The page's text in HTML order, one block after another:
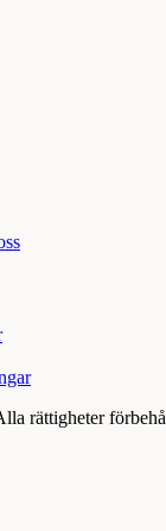
rättigheter